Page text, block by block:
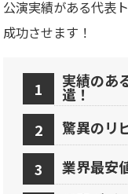
公演実績がある代表
成功させます！
実績のあ
遣！
驚異のリ
業界最安